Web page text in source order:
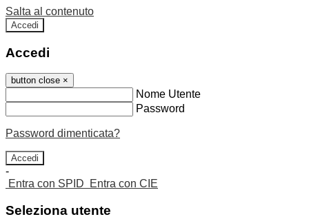
Salta al contenuto
Accedi
Accedi
button close ×
Nome Utente
Password
Password dimenticata?
-
Entra con SPID
Entra con CIE
Seleziona utente